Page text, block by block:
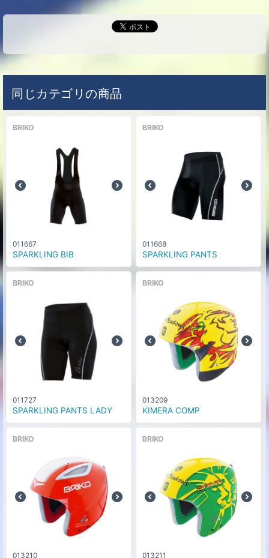
同じカテゴリの商品
BRIKO
011667
SPARKLING BIB
BRIKO
011668
SPARKLING PANTS
BRIKO
011727
SPARKLING PANTS LADY
BRIKO
013209
KIMERA COMP
BRIKO
013210
BRIKO
013211